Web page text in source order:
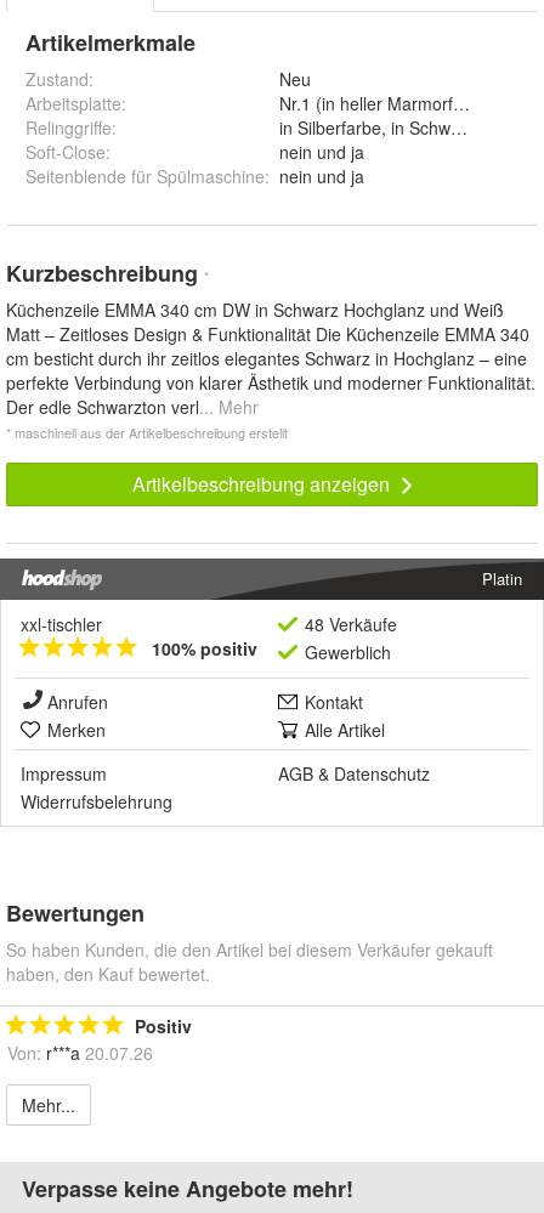
Artikelmerkmale
Zustand:
Neu
Arbeitsplatte:
Relinggriffe:
Soft-Close:
nein und ja
Seitenblende für Spülmaschine: nein und ja
Kurzbeschreibung *
Küchenzeile EMMA 340 cm DW in Schwarz Hochglanz und Weiß
Matt – Zeitloses Design & Funktionalität Die Küchenzeile EMMA 340
cm besticht durch ihr zeitlos elegantes Schwarz in Hochglanz – eine
perfekte Verbindung von klarer Ästhetik und moderner Funktionalität.
Der edle Schwarzton verl... Mehr
* maschinell aus der Artikelbeschreibung erstellt
Artikelbeschreibung anzeigen
Platin
xxl-tischler
100% positiv
48 Verkäufe
Gewerblich
Anrufen
Kontakt
Merken
Alle Artikel
Impressum
AGB & Datenschutz
Widerrufsbelehrung
Bewertungen
So haben Kunden, die den Artikel bei diesem Verkäufer gekauft
haben, den Kauf bewertet.
Positiv
Von: r***a 20.07.26
Mehr...
Verpasse keine Angebote mehr!